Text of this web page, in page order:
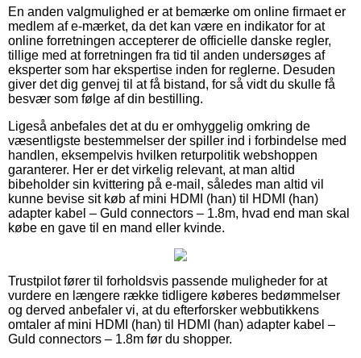
En anden valgmulighed er at bemærke om online firmaet er
medlem af e-mærket, da det kan være en indikator for at
online forretningen accepterer de officielle danske regler,
tillige med at forretningen fra tid til anden undersøges af
eksperter som har ekspertise inden for reglerne. Desuden
giver det dig genvej til at få bistand, for så vidt du skulle få
besvær som følge af din bestilling.
Ligeså anbefales det at du er omhyggelig omkring de
væsentligste bestemmelser der spiller ind i forbindelse med
handlen, eksempelvis hvilken returpolitik webshoppen
garanterer. Her er det virkelig relevant, at man altid
bibeholder sin kvittering på e-mail, således man altid vil
kunne bevise sit køb af mini HDMI (han) til HDMI (han)
adapter kabel – Guld connectors – 1.8m, hvad end man skal
købe en gave til en mand eller kvinde.
Trustpilot fører til forholdsvis passende muligheder for at
vurdere en længere række tidligere køberes bedømmelser
og derved anbefaler vi, at du efterforsker webbutikkens
omtaler af mini HDMI (han) til HDMI (han) adapter kabel –
Guld connectors – 1.8m før du shopper.